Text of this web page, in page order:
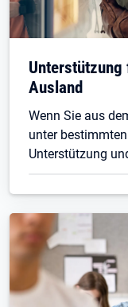
Unterstützung
Ausland
Wenn Sie aus
unter
Unterstützung